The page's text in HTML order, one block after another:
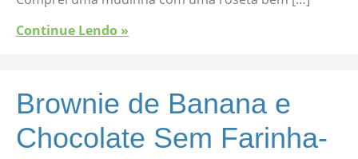
Continue Lendo »
Brownie de Banana e
Chocolate Sem Farinha-